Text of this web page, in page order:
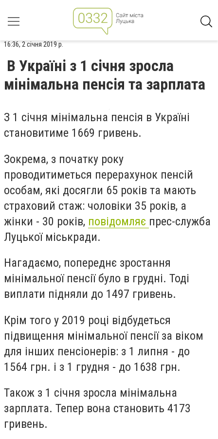
16:36, 2 січня 2019 р.
В Україні з 1 січня зросла
мінімальна пенсія та зарплата
З 1 січня мінімальна пенсія в Україні
становитиме 1669 гривень.
Зокрема, з початку року
проводитиметься перерахунок пенсій
особам, які досягли 65 років та мають
страховий стаж: чоловіки 35 років, а
жінки - 30 років, повідомляє прес-служба
Луцької міськради.
Нагадаємо, попереднє зростання
мінімальної пенсії було в грудні. Тоді
виплати підняли до 1497 гривень.
Крім того у 2019 році відбудеться
підвищення мінімальної пенсії за віком
для інших пенсіонерів: з 1 липня - до
1564 грн. і з 1 грудня - до 1638 грн.
Також з 1 січня зросла мінімальна
зарплата. Тепер вона становить 4173
гривень.